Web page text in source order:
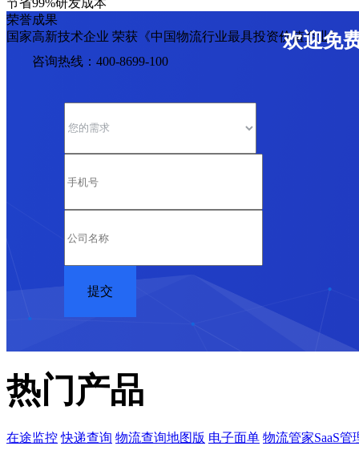
节省99%研发成本
荣誉成果
国家高新技术企业 荣获《中国物流行业最具投资价值企业》
欢迎免
咨询热线：400-8699-100
热门产品
在途监控 快递查询 物流查询地图版 电子面单 物流管家SaaS管